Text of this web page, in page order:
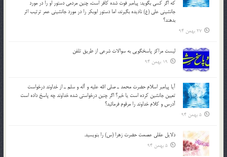
كه اگر كسي بگويد: پيامبر فوت شده كافر است، چنین مردمی دستور او را در مورد
جانشيني علي (ع) ناديده بگيرند، اما دستور ابوبكر را در مورد جانشيني عمر ترتیب اثر
بدهند؟
27 بهمن 94
لیست مراکز پاسخگویی به سوالات شرعی از طریق تلفن
19 بهمن 94
آيا پيامبر اسلام حضرت محمد ـ صلي الله عليه و آله و سلم ـ از خداوند درخواست
تعيين جانشين کرده است يا خير؟ اگر چنين درخواستي شده خداوند چه پاسخ داده است
آدرس و کلام خداوند را مرقوم فرمائيد؟
5 بهمن 94
دلايل عقلي عصمت حضرت زهرا (س) را بنويسيد.
5 بهمن 94